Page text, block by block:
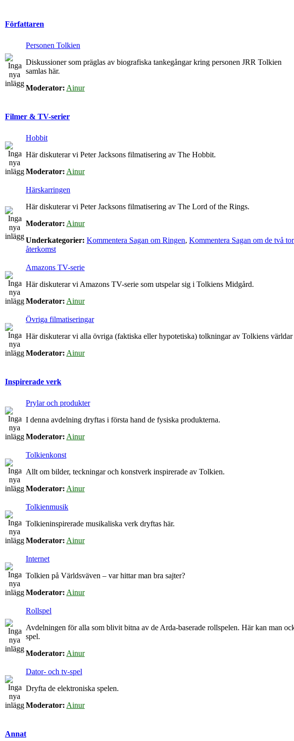
Författaren
Personen Tolkien
Diskussioner som präglas av biografiska tankegångar kring personen JRR Tolkien
samlas här.
Moderator: Ainur
Filmer & TV-serier
Hobbit
Här diskuterar vi Peter Jacksons filmatisering av The Hobbit.
Moderator: Ainur
Härskarringen
Här diskuterar vi Peter Jacksons filmatisering av The Lord of the Rings.
Moderator: Ainur
Underkategorier: Kommentera Sagan om Ringen, Kommentera Sagan om de två
återkomst
Amazons TV-serie
Här diskuterar vi Amazons TV-serie som utspelar sig i Tolkiens Midgård.
Moderator: Ainur
Övriga filmatiseringar
Här diskuterar vi alla övriga (faktiska eller hypotetiska) tolkningar av Tolkiens
Moderator: Ainur
Inspirerade verk
Prylar och produkter
I denna avdelning dryftas i första hand de fysiska produkterna.
Moderator: Ainur
Tolkienkonst
Allt om bilder, teckningar och konstverk inspirerade av Tolkien.
Moderator: Ainur
Tolkienmusik
Tolkieninspirerade musikaliska verk dryftas här.
Moderator: Ainur
Internet
Tolkien på Världsväven – var hittar man bra sajter?
Moderator: Ainur
Rollspel
Avdelningen för alla som blivit bitna av de Arda-baserade rollspelen. Här kan man
spel.
Moderator: Ainur
Dator- och tv-spel
Dryfta de elektroniska spelen.
Moderator: Ainur
Annat